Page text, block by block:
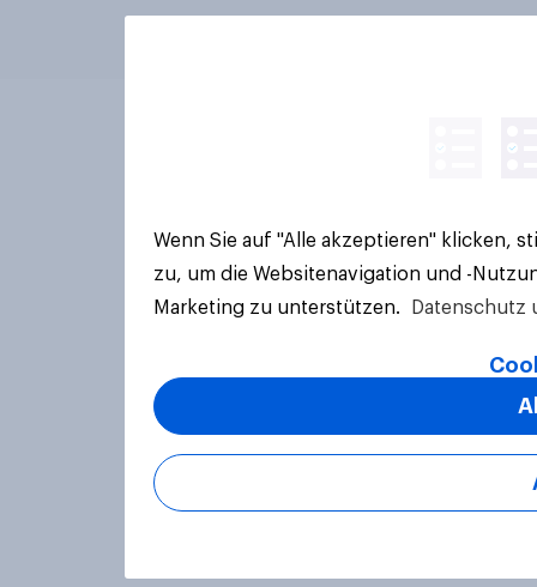
Wenn Sie auf "Alle akzeptieren" klicken,
zu, um die Websitenavigation und -
Marketing zu unterstützen.
Datenschutz